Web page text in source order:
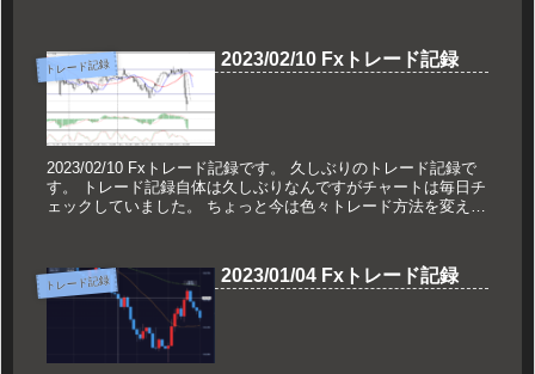
トレード記録 2023/02/10 Fxトレード記録
2023/02/10 Fxトレード記録です。 久しぶりのトレード記録で
す。 トレード記録自体は久しぶりなんですがチャートは毎日チ
ェックしていました。 ちょっと今は色々トレード方法を変えよ
トレード記録 2023/01/04 Fxトレード記録